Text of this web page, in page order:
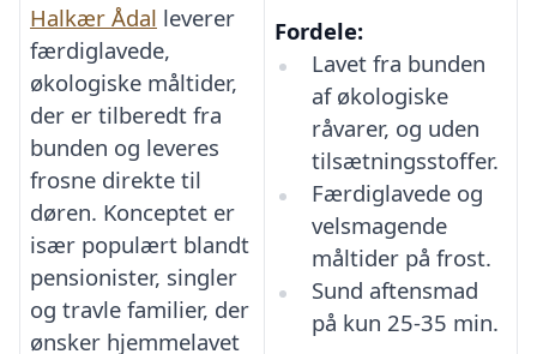
Halkær Ådal leverer
færdiglavede,
økologiske måltider,
der er tilberedt fra
bunden og leveres
frosne direkte til
døren. Konceptet er
især populært blandt
pensionister, singler
og travle familier, der
ønsker hjemmelavet
Fordele:
Lavet fra bunden
af økologiske
råvarer, og uden
tilsætningsstoffer.
Færdiglavede og
velsmagende
måltider på frost.
Sund aftensmad
på kun 25-35 min.